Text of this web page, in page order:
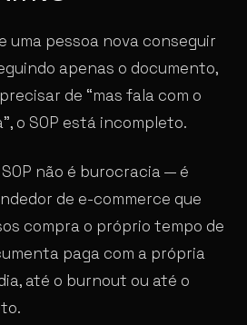
uma pessoa nova conseguir
apenas o documento,
de “mas fala com o
o SOP está incompleto.
SOP não é burocracia — é
de e-commerce que
compra o próprio tempo de
paga com a própria
até o burnout ou até o